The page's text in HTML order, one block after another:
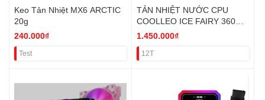
Keo Tản Nhiệt MX6 ARCTIC
20g
240.000₫
Test
TẢN NHIỆT NƯỚC CPU
COOLLEO ICE FAIRY 360
DIG BLACK,WHITE (LCD
1.450.000₫
12T